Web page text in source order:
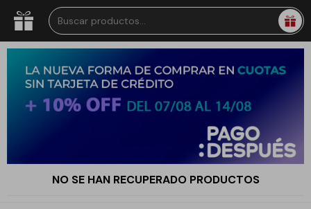
NO SE HAN RECUPERADO PRODUCTOS